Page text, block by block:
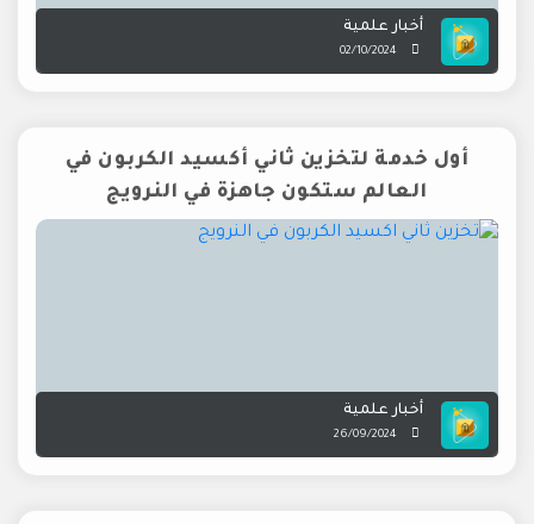
أخبار علمية
02/10/2024
أول خدمة لتخزين ثاني أكسيد الكربون في
العالم ستكون جاهزة في النرويج
أخبار علمية
26/09/2024